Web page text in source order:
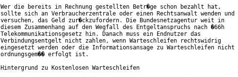
Wer die bereits in Rechnung gestellten Betr�ge schon bezahlt hat,
sollte sich an Verbraucherzentrale oder einen Rechtsanwalt wenden und
versuchen, das Geld zur�ckzufordern. Die Bundesnetzagentur weit in
diesem Zusammenhang auf den Wegfall des Entgeltanspruchs nach �66h
Telekommunikationsgesetz hin. Danach muss ein Endnutzer das
Verbindungsentgelt nicht zahlen, wenn Warteschleifen rechtswidrig
eingesetzt werden oder die Informationsansage zu Warteschleifen nicht
ordnungsgem�� erfolgt ist.
Hintergrund zu Kostenlosen Warteschleifen